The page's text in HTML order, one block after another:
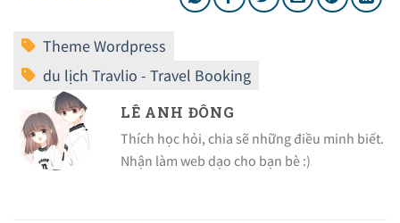
LÊ ANH ĐÔNG
Thích học hỏi, chia sẽ những điều minh biết.
Nhận làm web dạo cho bạn bè :)